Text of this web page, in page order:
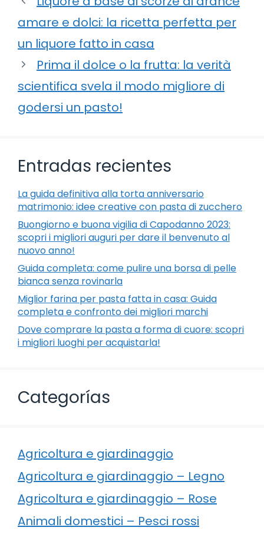
amare e dolci: la ricetta perfetta per
un liquore fatto in casa
Prima il dolce o la frutta: la verità
scientifica svela il modo migliore di
godersi un pasto!
Entradas recientes
La guida definitiva alla torta anniversario
matrimonio: idee creative con pasta di zucchero
Buongiorno e buona vigilia di Capodanno 2023:
scopri i migliori auguri per dare il benvenuto al
nuovo anno!
Guida completa: come pulire una borsa di pelle
bianca senza rovinarla
Miglior farina per pasta fatta in casa: Guida
completa e confronto dei migliori marchi
Dove comprare la pasta a forma di cuore: scopri
i migliori luoghi per acquistarla!
Categorías
Agricoltura e giardinaggio
Agricoltura e giardinaggio – Legno
Agricoltura e giardinaggio – Rose
Animali domestici – Pesci rossi